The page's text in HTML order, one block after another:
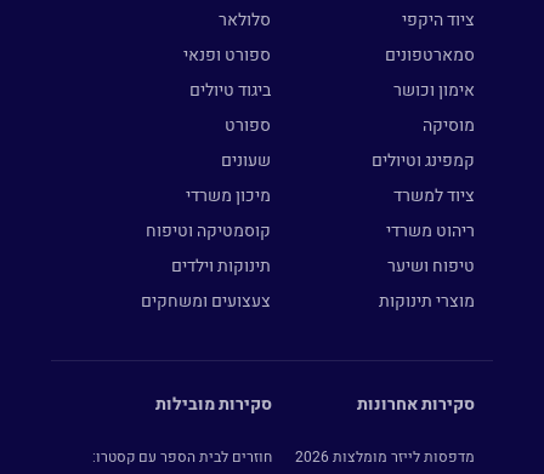
ציוד היקפי
סלולאר
סמארטפונים
ספורט ופנאי
אימון וכושר
ביגוד טיולים
מוסיקה
ספורט
קמפינג וטיולים
שעונים
ציוד למשרד
מיכון משרדי
ריהוט משרדי
קוסמטיקה וטיפוח
טיפוח ושיער
תינוקות וילדים
מוצרי תינוקות
צעצועים ומשחקים
סקירות אחרונות
מדפסות לייזר מומלצות 2026
סקירות מובילות
חוזרים לבית הספר עם קסטרו: